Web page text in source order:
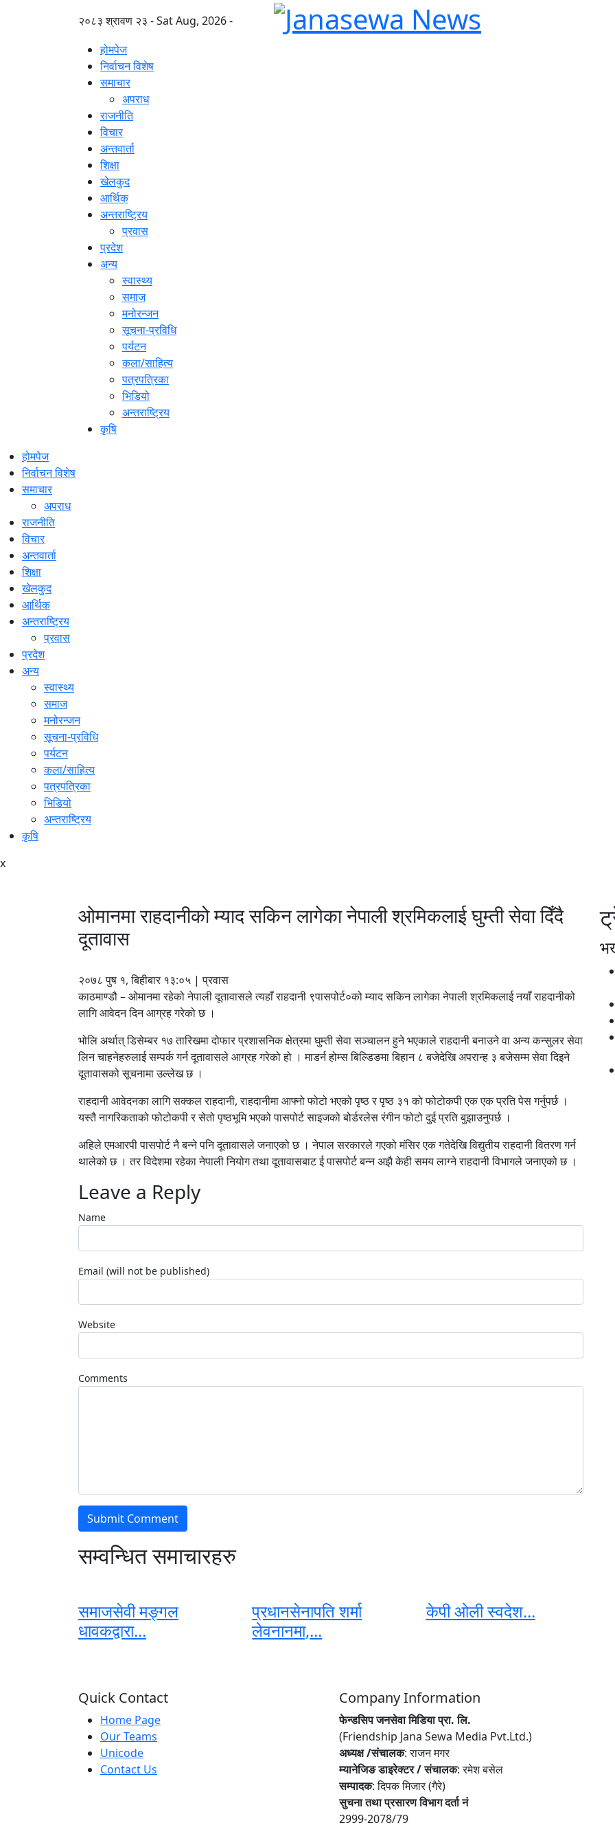
२०८३ श्रावण २३ - Sat Aug, 2026 -
होमपेज
निर्वाचन विशेष
समाचार
अपराध
राजनीति
विचार
अन्तवार्ता
शिक्षा
खेलकुद
आर्थिक
अन्तराष्ट्रिय
प्रवास
प्रदेश
अन्य
स्वास्थ्य
समाज
मनोरन्जन
सूचना-प्रविधि
पर्यटन
कला/साहित्य
पत्रपत्रिका
भिडियो
अन्तराष्ट्रिय
कृषि
होमपेज
निर्वाचन विशेष
समाचार
अपराध
राजनीति
विचार
अन्तवार्ता
शिक्षा
खेलकुद
आर्थिक
अन्तराष्ट्रिय
प्रवास
प्रदेश
अन्य
स्वास्थ्य
समाज
मनोरन्जन
सूचना-प्रविधि
पर्यटन
कला/साहित्य
पत्रपत्रिका
भिडियो
अन्तराष्ट्रिय
कृषि
x
ओमानमा राहदानीको म्याद सकिन लागेका नेपाली श्रमिकलाई घुम्ती सेवा दिँदै
दूतावास
२०७८ पुष १, बिहीबार १३:०५ | प्रवास
काठमाण्डौ – ओमानमा रहेको नेपाली दूतावासले त्यहाँ राहदानी ९पासपोर्ट०को म्याद सकिन लागेका नेपाली श्रमिकलाई नयाँ राहदानीको
लागि आवेदन दिन आग्रह गरेको छ ।
भोलि अर्थात् डिसेम्बर १७ तारिखमा दोफार प्रशासनिक क्षेत्रमा घुम्ती सेवा सञ्चालन हुने भएकाले राहदानी बनाउने वा अन्य कन्सुलर सेवा
लिन चाहनेहरुलाई सम्पर्क गर्न दूतावासले आग्रह गरेको हो । माडर्न होम्स बिल्डिङमा बिहान ८ बजेदेखि अपरान्ह ३ बजेसम्म सेवा दिइने
दूतावासको सूचनामा उल्लेख छ ।
राहदानी आवेदनका लागि सक्कल राहदानी, राहदानीमा आफ्नो फोटो भएको पृष्ठ र पृष्ठ ३१ को फोटोकपी एक एक प्रति पेस गर्नुपर्छ ।
यस्तै नागरिकताको फोटोकपी र सेतो पृष्ठभूमि भएको पासपोर्ट साइजको बोर्डरलेस रंगीन फोटो दुई प्रति बुझाउनुपर्छ ।
अहिले एमआरपी पासपोर्ट नै बन्ने पनि दूतावासले जनाएको छ । नेपाल सरकारले गएको मंसिर एक गतेदेखि विद्युतीय राहदानी वितरण गर्न
थालेको छ । तर विदेशमा रहेका नेपाली नियोग तथा दूतावासबाट ई पासपोर्ट बन्न अझै केही समय लाग्ने राहदानी विभागले जनाएको छ ।
Leave a Reply
Name
Email (will not be published)
Website
Comments
सम्वन्धित समाचारहरु
समाजसेवी मङ्गल
धावकद्वारा...
प्रधानसेनापति शर्मा
लेवनानमा,...
केपी ओली स्वदेश...
Quick Contact
Home Page
Our Teams
Unicode
Contact Us
Company Information
फेन्डसिप जनसेवा मिडिया प्रा. लि.
(Friendship Jana Sewa Media Pvt.Ltd.)
अध्यक्ष /संचालक: राजन मगर
म्यानेजिङ डाइरेक्टर / संचालक: रमेश बसेल
सम्पादक: दिपक मिजार (गैरे)
सुचना तथा प्रसारण विभाग दर्ता नं
2999-2078/79